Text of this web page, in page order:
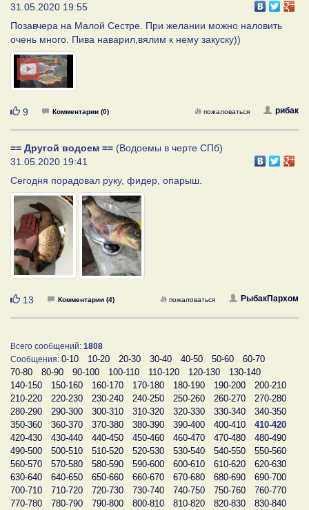
31.05.2020 19:55
Позавчера на Малой Сестре. При желании можно наловить
очень много. Пива наварил,вялим к нему закуску))
Нравится
9 Комментарии (0) рибак
пожаловаться
== Другой водоем == (Водоемы в черте СПб)
31.05.2020 19:41
Сегодня порадовал руку, фидер, опарыш.
Нравится
13 Комментарии (4) РыбакПархом
пожаловаться
Всего сообщений: 1808
Сообщения: 0-10 10-20 20-30 30-40 40-50 50-60
60-70
70-80
80-90 90-100 100-110 110-120 120-130
130-140
140-150
150-160 160-170 170-180 180-190 190-200
200-210
210-220
220-230 230-240 240-250 250-260 260-270
270-280
280-290
290-300 300-310 310-320 320-330 330-340
340-350
350-360
360-370 370-380 380-390 390-400 400-410
410-420
420-430
430-440 440-450 450-460 460-470 470-480
480-490
490-500
500-510 510-520 520-530 530-540 540-550
550-560
560-570
570-580 580-590 590-600 600-610 610-620
620-630
630-640
640-650 650-660 660-670 670-680 680-690
690-700
700-710
710-720 720-730 730-740 740-750 750-760
760-770
770-780
780-790 790-800 800-810 810-820 820-830
830-840